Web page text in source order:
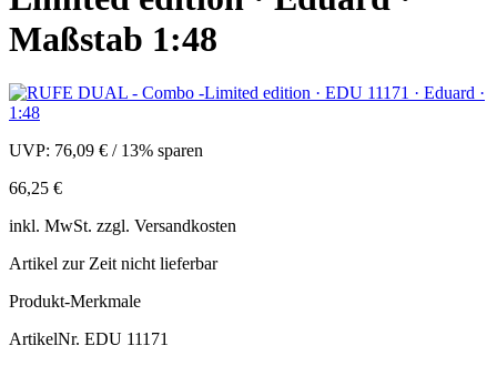
Maßstab 1:48
UVP: 76,09 € / 13% sparen
66,25 €
inkl. MwSt. zzgl. Versandkosten
Artikel zur Zeit nicht lieferbar
Produkt-Merkmale
ArtikelNr. EDU 11171